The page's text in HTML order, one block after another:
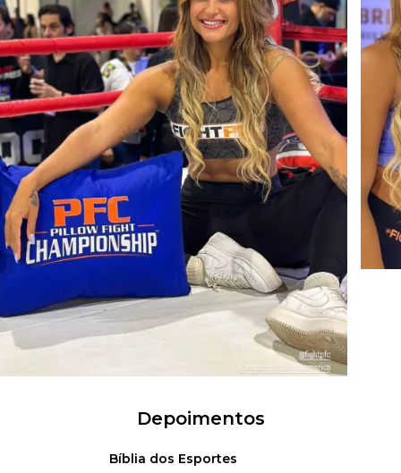
Depoimentos
Bíblia dos Esportes